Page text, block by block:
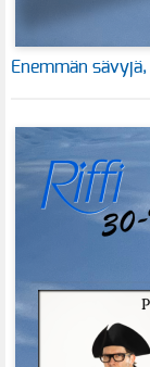
Enemmän